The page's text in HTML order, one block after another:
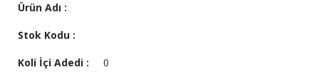
Ürün Adı :
Stok Kodu :
Koli İçi Adedi : 0